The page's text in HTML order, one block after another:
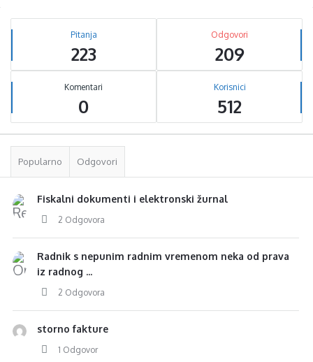
Sidebar
Stats Pitanja
223
Odgovori
209
Komentari
0
Korisnici
512
Popularno Odgovori
Fiskalni dokumenti i elektronski žurnal
2 Odgovora
Radnik s nepunim radnim vremenom neka od prava
iz radnog ...
2 Odgovora
storno fakture
1 Odgovor